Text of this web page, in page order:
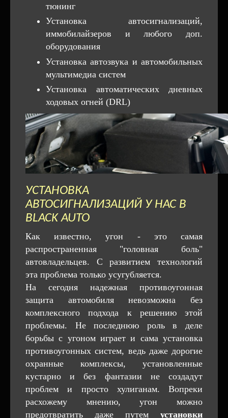
тюнинг
Установка автосигнализаций,
иммобилайзеров и любого доп.
оборудования
Установка автозвука и автомобильных
мультимедиа систем
Установка автоматических дневных
ходовых огней (DRL)
УСТАНОВКА
АВТОСИГНАЛИЗАЦИЙ У НАС В
BLACK AUTO
Как известно, угон - это самая
распространенная "головная боль"
автовладельцев. С развитием технологий
эта проблема только усугубляется.
На сегодня надежная противоугонная
защита автомобиля невозможна без
комплексного подхода к решению этой
проблемы. Не последнюю роль в деле
борьбы с угоном играет и сама установка
противоугонных систем, ведь даже дорогие
охранные комплексы, установленные
кустарно и без фантазии не создадут
проблем и просто хулиганам. Вопреки
расхожему мнению, угон можно
предотвратить даже путем установки